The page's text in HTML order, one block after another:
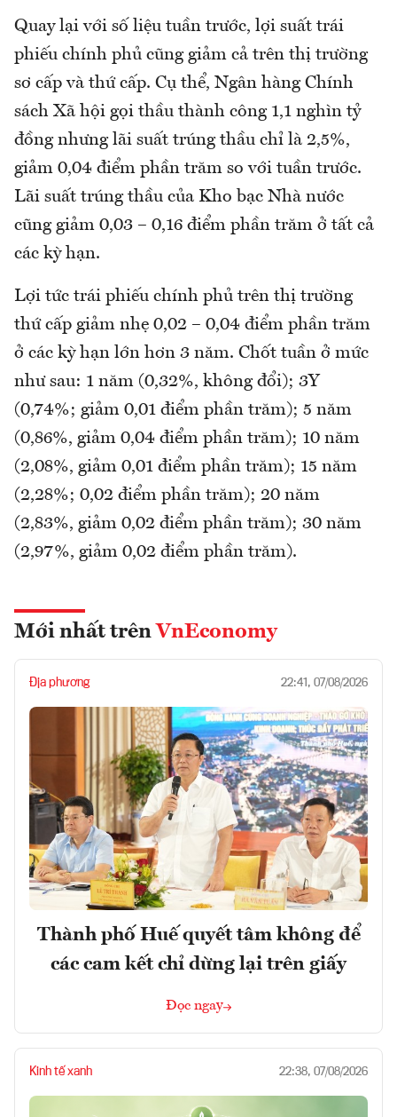
Quay lại với số liệu tuần trước, lợi suất trái
phiếu chính phủ cũng giảm cả trên thị trường
sơ cấp và thứ cấp. Cụ thể, Ngân hàng Chính
sách Xã hội gọi thầu thành công 1,1 nghìn tỷ
đồng nhưng lãi suất trúng thầu chỉ là 2,5%,
giảm 0,04 điểm phần trăm so với tuần trước.
Lãi suất trúng thầu của Kho bạc Nhà nước
cũng giảm 0,03 – 0,16 điểm phần trăm ở tất cả
các kỳ hạn.
Lợi tức trái phiếu chính phủ trên thị trường
thứ cấp giảm nhẹ 0,02 – 0,04 điểm phần trăm
ở các kỳ hạn lớn hơn 3 năm. Chốt tuần ở mức
như sau: 1 năm (0,32%, không đổi); 3Y
(0,74%; giảm 0,01 điểm phần trăm); 5 năm
(0,86%, giảm 0,04 điểm phần trăm); 10 năm
(2,08%, giảm 0,01 điểm phần trăm); 15 năm
(2,28%; 0,02 điểm phần trăm); 20 năm
(2,83%, giảm 0,02 điểm phần trăm); 30 năm
(2,97%, giảm 0,02 điểm phần trăm).
Mới nhất trên VnEconomy
Địa phương 22:41, 07/08/2026
Thành phố Huế quyết tâm không để
các cam kết chỉ dừng lại trên giấy
Đọc ngay
Kinh tế xanh 22:38, 07/08/2026